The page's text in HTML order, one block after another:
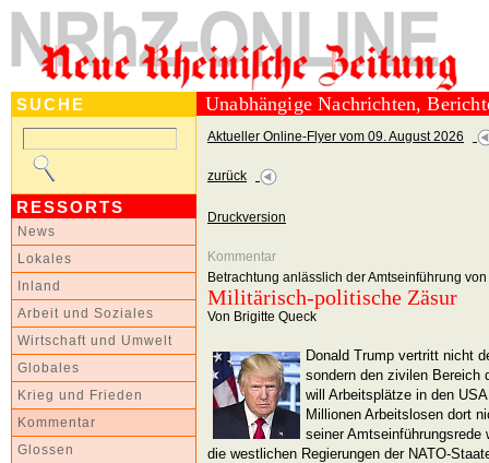
SUCHE
RESSORTS
News
Lokales
Inland
Arbeit und Soziales
Wirtschaft und Umwelt
Globales
Krieg und Frieden
Kommentar
Glossen
Unabhängige Nachrichten,
Aktueller Online-Flyer vom 09. August 2026
zurück
Druckversion
Kommentar
Betrachtung anlässlich der Amtseinführung
Militärisch-politische Zäsur
Von Brigitte Queck
Donald Trump vertritt nicht
sondern den zivilen Bereich
will Arbeitsplätze in den
Millionen Arbeitslosen dort
seiner
die westlichen Regierungen der NATO-